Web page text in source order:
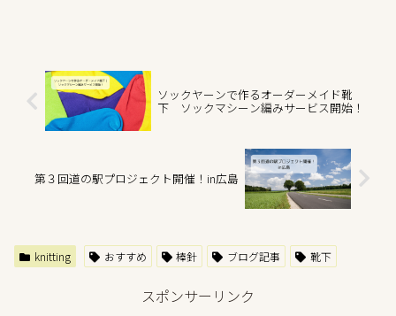
ソックヤーンで作るオーダーメイド靴
下 ソックマシーン編みサービス開始！
第３回道の駅プロジェクト開催！in広島
knitting おすすめ 棒針 ブログ記事 靴下
スポンサーリンク